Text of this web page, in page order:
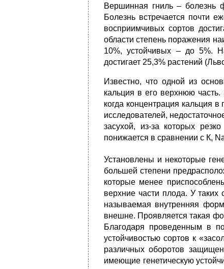
Вершинная гниль – болезнь
Болезнь встречается почти
восприимчивых сортов
области степень поражения
10%, устойчивых – до 5%.
достигает 25,3% растений
Известно, что одной из
кальция в его верхнюю часть.
когда концентрация кальция
исследователей,
засухой, из-за которых
понижается в сравнении с К,
Установлены и некоторые
большей степени
которые менее
верхние части плода. У
называемая внутренняя
внешне. Проявляется такая
Благодаря проведенным в
устойчивостью сортов к
различных оборотов
имеющие генетическую